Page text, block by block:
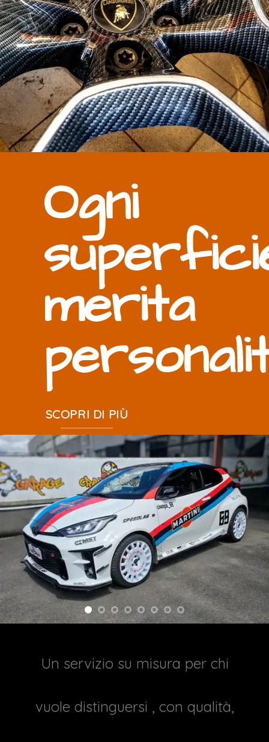
Ogni
merita
SCOPRI DI PIÙ
Un servizio su misura per chi
vuole distinguersi , con qualità,